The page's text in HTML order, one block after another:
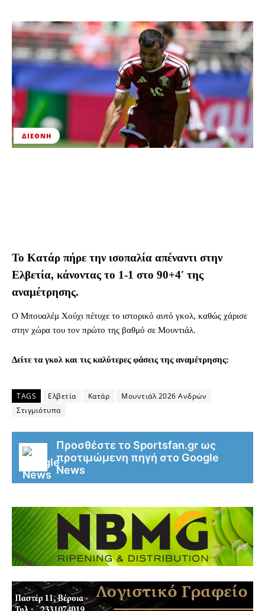
ΔΙΕΘΝΉ
Το Κατάρ πήρε την ισοπαλία απέναντι στην
Ελβετία, κάνοντας το 1-1 στο 90+4′ της
αναμέτρησης.
Ο Μπουαλέμ Χούχι πέτυχε το ιστορικό αυτό γκολ, καθώς χάρισε
στην χώρα του τον πρώτο της βαθμό σε Μουντιάλ.
Δείτε τα γκολ και τις καλύτερες φάσεις της αναμέτρησης:
TAGS Ελβετία Κατάρ
Μουντιάλ 2026 Ανδρών
Στιγμιότυπα
Προσθέστε το Sportsfan.gr ως
προτιμώμενη πηγή στο Google
News